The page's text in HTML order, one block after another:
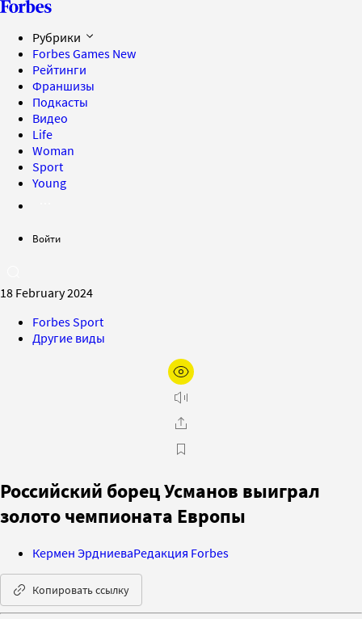
Рубрики
Forbes Games New
Рейтинги
Франшизы
Подкасты
Видео
Life
Woman
Sport
Young
Войти
18 February 2024
Forbes Sport
Другие виды
Российский борец Усманов выиграл
золото чемпионата Европы
Кермен ЭрдниеваРедакция Forbes
Копировать ссылку